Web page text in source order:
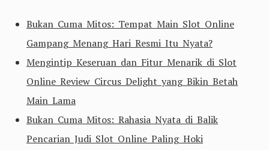
Bukan Cuma Mitos: Tempat Main Slot Online
Gampang Menang Hari Resmi Itu Nyata?
Mengintip Keseruan dan Fitur Menarik di Slot
Online Review Circus Delight yang Bikin Betah
Main Lama
Bukan Cuma Mitos: Rahasia Nyata di Balik
Pencarian Judi Slot Online Paling Hoki